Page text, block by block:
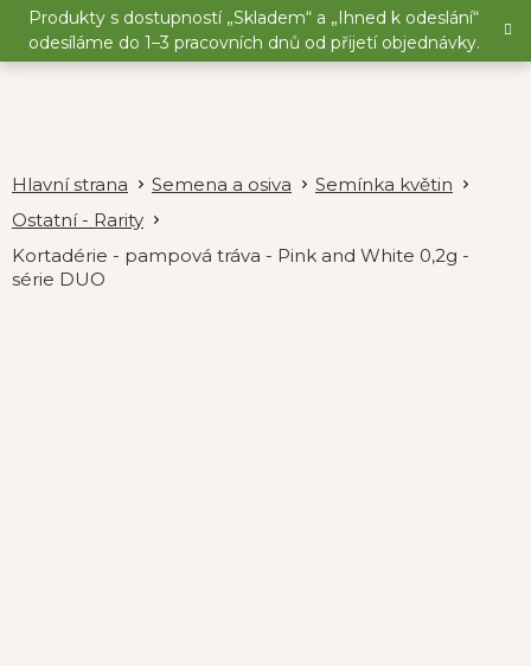
Přejít
obsah
Produkty s dostupností „Skladem“ a „Ihned k odeslání“
odesíláme do 1–3 pracovních dnů od přijetí objednávky.
Semena a osiva
Semínka květin
Ostatní - Rarity
Kortadérie - pampová tráva - Pink and White 0,2g -
série DUO